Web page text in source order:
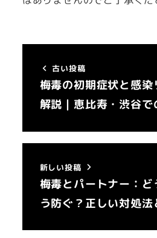
古い投稿
梅毒の初期症状と感
解説｜恵比寿・渋谷
新しい投稿
梅毒とパートナー：
う防ぐ？正しい対処法